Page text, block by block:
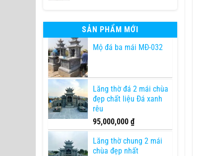
SẢN PHẨM MỚI
Mộ đá ba mái MĐ-032
Lăng thờ đá 2 mái chùa
đẹp chất liệu Đá xanh
rêu
95,000,000 ₫
Lăng thờ chung 2 mái
chùa đẹp nhất